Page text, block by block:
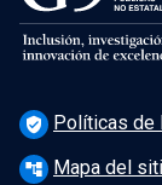
verified_user Políticas de
account_tree Mapa del